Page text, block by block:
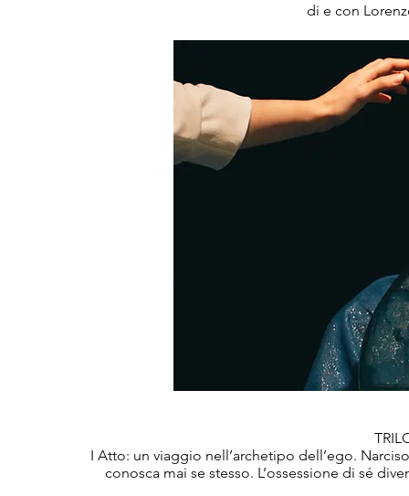
di e con
I Atto: un viaggio nell’archetipo dell’ego.
conosca mai se stesso. L’ossessione di sé